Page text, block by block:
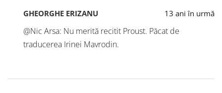
GHEORGHE ERIZANU 13 ani în urmă
@Nic Arsa: Nu merită recitit Proust. Păcat de
traducerea Irinei Mavrodin.